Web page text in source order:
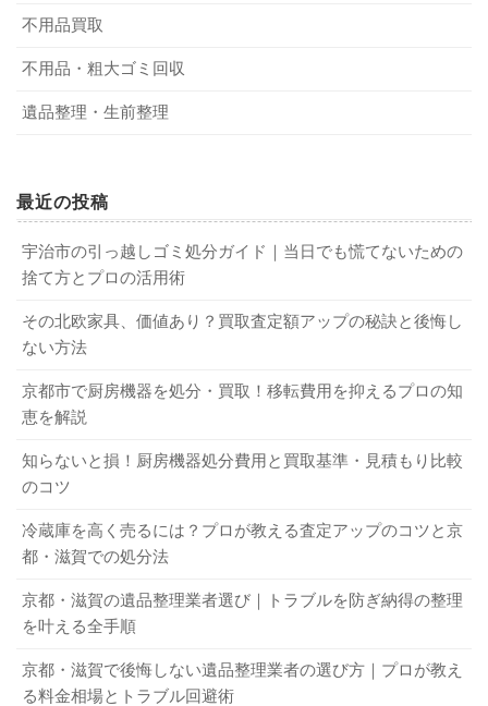
て出す人が多いでしょう。粗大ゴミを出す際は、事前の申
わってくるため、申し込みの際に確認しておきましょう。
コンビニか郵便局で購入した粗大ゴミ処理券をソファに貼
は回収場所まで運ぶのが難しい場合も多いでしょう。その
際は、別の処分方法を検討すべきです。
用品回収業者に依頼すべきです。希望の日時を指定すれば
自宅まで引き取りに来てもらえます。ソファを自分で運ぶ
のが難しい女性や高齢者でも安心でしょう。ただし、業者
選びには注意が必要です。悪徳業者を利用するとトラブル
にしてください。
1-3．買取に出す
「もう使わないが捨てるのはもったいない」という場合
売値がついたとしても1,000円前後の場合が多くなっていま
う。レザーソファは1,000～70,000円前後が相場です。中古
市場でも人気があり、高値がつきやすいソファといえるで
3-2．デザイナーズソファは100万円近い値がつ
くことも
特に高額買取されやすいのが、デザイナーズソファです。
ハーマンミラーやアルフレックス・フリッツハンセンなど
魅力的で、中古市場でも大変な人気を集めています。レザ
ー素材に限らず高く評価されており、ものによっては10万
～100万円前後で買取されることもあるのです。
3-3．高機能ソファは高価買取が期待できる
リクライニング機能がついたソファやベッドタイプのソフ
ァなど、高機能なソファは特に高価買取が期待できます。
こうしたソファはもともとの値段が高いため、中古で安く
購入したいという人が多いためです。動作確認やメンテナ
ソファの買取実績が豊富であるか、必ずチェックしてくだ
か確認しておくことは重要です。実績が豊富ということ
は、ソファの価値や中古需要にも詳しいという安心感が大
細かくチェックしておくことをおすすめします。
5-2．口コミなどで悪い評判はないか
インターネットでその業者の口コミをチェックしてみまし
すよう強引にすすめられた」など、悪い評判がある業者は
利用しないことをおすすめします。
ん。この許可を得ずに営業するのは違法行為であり、悪質
な業者である可能性が非常に高いでしょう。トラブルに巻
き込まれないためにも、許可の有無は必ずチェックするよ
うにしてください。
不用品買取
不用品・粗大ゴミ回収
遺品整理・生前整理
最近の投稿
宇治市の引っ越しゴミ処分ガイド｜当日でも慌てないための
捨て方とプロの活用術
その北欧家具、価値あり？買取査定額アップの秘訣と後悔し
ない方法
京都市で厨房機器を処分・買取！移転費用を抑えるプロの知
恵を解説
知らないと損！厨房機器処分費用と買取基準・見積もり比較
のコツ
冷蔵庫を高く売るには？プロが教える査定アップのコツと京
都・滋賀での処分法
京都・滋賀の遺品整理業者選び｜トラブルを防ぎ納得の整理
を叶える全手順
京都・滋賀で後悔しない遺品整理業者の選び方｜プロが教え
る料金相場とトラブル回避術